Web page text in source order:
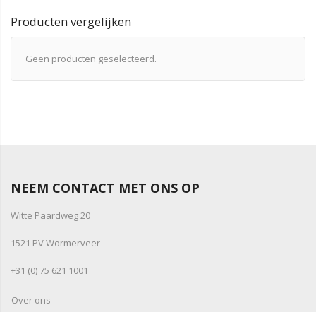
Producten vergelijken
Geen producten geselecteerd.
NEEM CONTACT MET ONS OP
Witte Paardweg 20
1521 PV Wormerveer
+31 (0) 75 621 1001
Over ons